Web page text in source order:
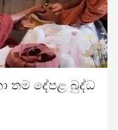
තම දේපළ බුද්ධ